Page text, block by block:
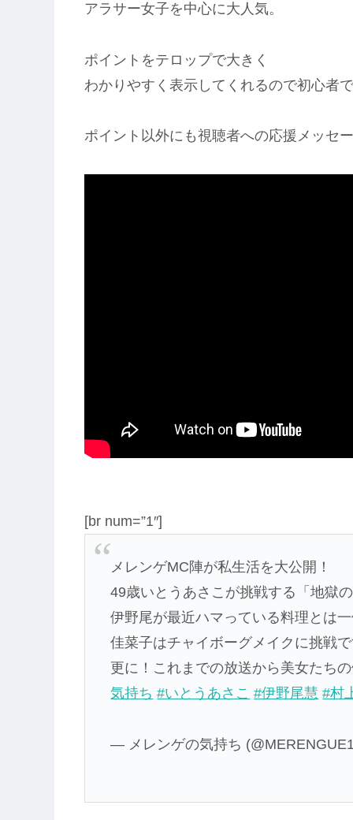
アラサー女子を中心に大人気。
ポイントをテロップで大きく
わかりやすく表示してくれるので初心者で
ポイント以外にも視聴者への応援メッセ
[br num=”1″]
メレンゲMC陣が私生活を大公開！
49歳いとうあさこが挑戦する「地獄
伊野尾が最近ハマっている料理とは
佳菜子はチャイボーグメイクに挑戦で
更に！これまでの放送から美女たち
気持ち #いとうあさこ #伊野尾慧 #村
— メレンゲの気持ち